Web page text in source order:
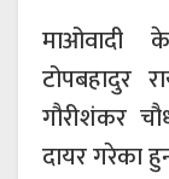
माओवादी
टोपबहादुर
गौरीशंकर
दायर गरेका